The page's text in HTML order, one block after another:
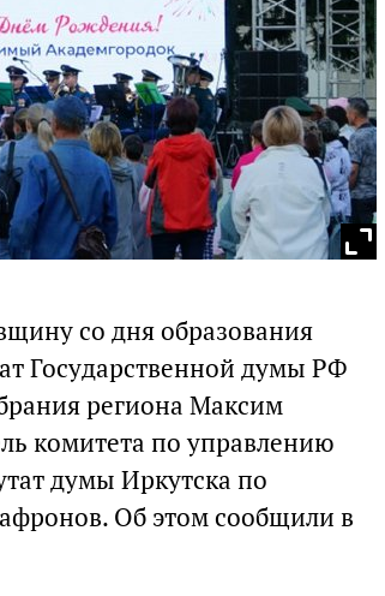
со дня образования
Государственной думы РФ
региона Максим
комитета по управлению
думы Иркутска по
Об этом сообщили в